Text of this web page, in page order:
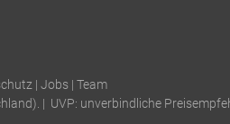
| Jobs | Team
| UVP: unverbindliche